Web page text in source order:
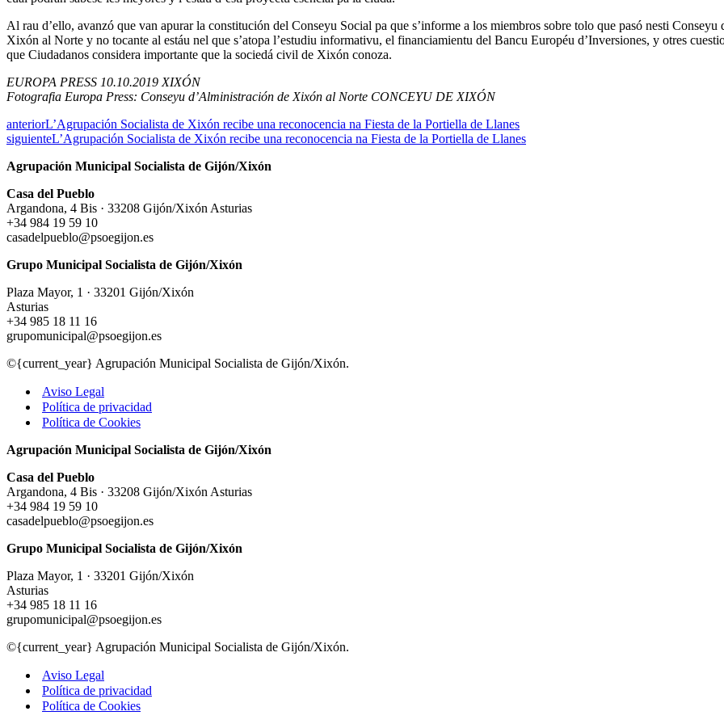
Al rau d’ello, avanzó que van apurar la constitución del Conseyu Social pa que s’informe a los miembros sobre tolo que pasó nesti Conseyu
Xixón al Norte y no tocante al estáu nel que s’atopa l’estudiu informativu, el financiamientu del Bancu Européu d’Inversiones, y otres
que Ciudadanos considera importante que la sociedá civil de Xixón conoza.
EUROPA PRESS 10.10.2019 XIXÓN
Fotografia Europa Press: Conseyu d’Alministración de Xixón al Norte CONCEYU DE XIXÓN
anteriorL’Agrupación Socialista de Xixón recibe una reconocencia na Fiesta de la Portiella de Llanes
siguienteL’Agrupación Socialista de Xixón recibe una reconocencia na Fiesta de la Portiella de Llanes
Agrupación Municipal Socialista de Gijón/Xixón
Casa del Pueblo
Argandona, 4 Bis · 33208 Gijón/Xixón Asturias
+34 984 19 59 10
casadelpueblo@psoegijon.es
Grupo Municipal Socialista de Gijón/Xixón
Plaza Mayor, 1 · 33201 Gijón/Xixón
Asturias
+34 985 18 11 16
grupomunicipal@psoegijon.es
©{current_year} Agrupación Municipal Socialista de Gijón/Xixón.
Aviso Legal
Política de privacidad
Política de Cookies
Agrupación Municipal Socialista de Gijón/Xixón
Casa del Pueblo
Argandona, 4 Bis · 33208 Gijón/Xixón Asturias
+34 984 19 59 10
casadelpueblo@psoegijon.es
Grupo Municipal Socialista de Gijón/Xixón
Plaza Mayor, 1 · 33201 Gijón/Xixón
Asturias
+34 985 18 11 16
grupomunicipal@psoegijon.es
©{current_year} Agrupación Municipal Socialista de Gijón/Xixón.
Aviso Legal
Política de privacidad
Política de Cookies